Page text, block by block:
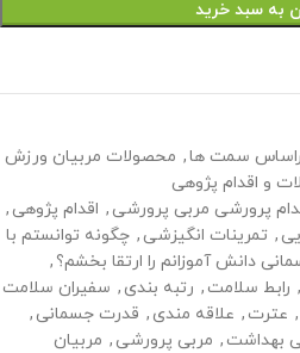
به سبد خرید
سمت ها, محصولات مربیان ورزش
و اقدام پژوهی
پرورشی مربی پرورشی , اقدام پژوهی ,
, تمرینات انگیزشی , چگونه توانستم با
دانش آموزانم را ارتقا بخشم؟ ,
, رابط سلامت , رتبه بندی , سفیران سلامت
, عترت , علاقه مندی , قدرت جسمانی ,
بهداشت , مربی پرورشی , مربیان